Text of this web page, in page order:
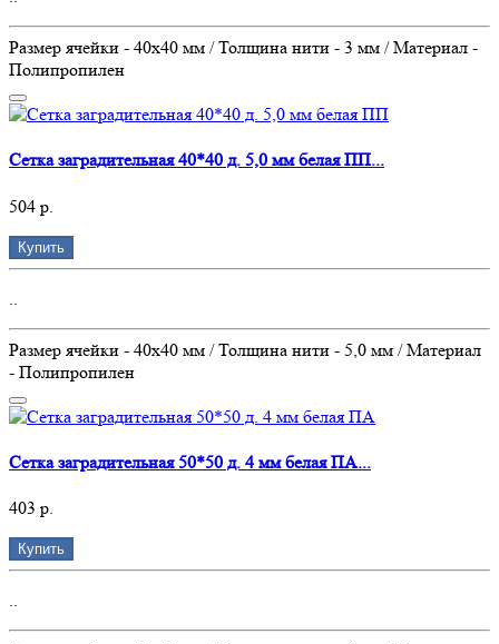
Размер ячейки - 40х40 мм / Толщина нити - 3 мм / Материал -
Полипропилен
Сетка заградительная 40*40 д. 5,0 мм белая ПП...
504 р.
Купить
Размер ячейки - 40х40 мм / Толщина нити - 5,0 мм / Материал
- Полипропилен
Сетка заградительная 50*50 д. 4 мм белая ПА...
403 р.
Купить
..